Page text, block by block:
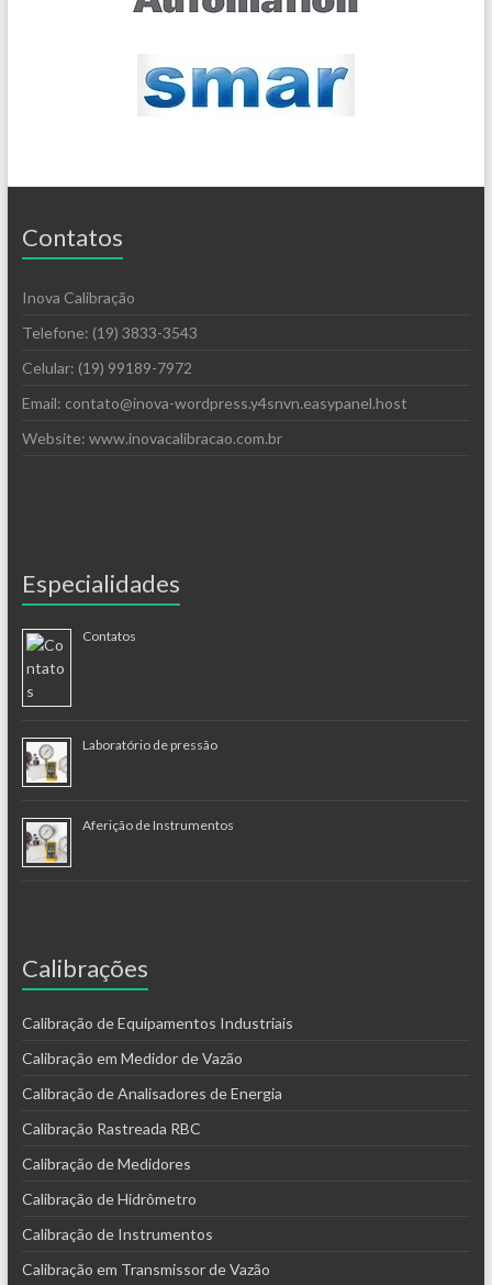
Contatos
Inova Calibração
Telefone: (19) 3833-3543
Celular: (19) 99189-7972
Email: contato@inova-wordpress.y4snvn.easypanel.host
Website: www.inovacalibracao.com.br
Especialidades
Contatos
Laboratório de pressão
Aferição de Instrumentos
Calibrações
Calibração de Equipamentos Industriais
Calibração em Medidor de Vazão
Calibração de Analisadores de Energia
Calibração Rastreada RBC
Calibração de Medidores
Calibração de Hidrômetro
Calibração de Instrumentos
Calibração em Transmissor de Vazão